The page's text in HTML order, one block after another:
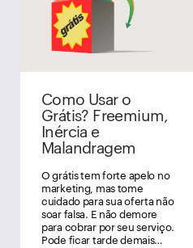
Como Usar o
Grátis? Freemium,
Inércia e
Malandragem
O grátis tem forte apelo no
marketing, mas tome
cuidado para sua oferta não
soar falsa. E não demore
para cobrar por seu serviço.
Pode ficar tarde demais…